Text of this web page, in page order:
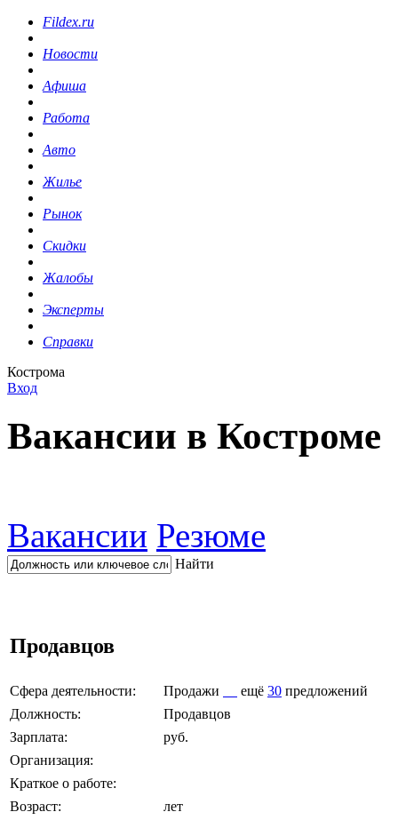
Fildex.ru
Новости
Афиша
Работа
Авто
Жилье
Рынок
Скидки
Жалобы
Эксперты
Справки
Кострома
Вход
Вакансии в Костроме
Вакансии Резюме
Найти
Продавцов
Сфера деятельности: Продажи ещё 30 предложений
Должность:
Продавцов
Зарплата:
руб.
Организация:
Краткое о работе:
Возраст:
лет